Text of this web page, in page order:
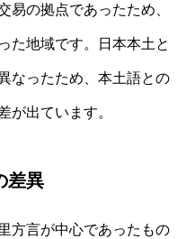
易の拠点であったため、
た地域です。日本本土と
なったため、本土語との
が出ています。
差異
方言が中心であったもの